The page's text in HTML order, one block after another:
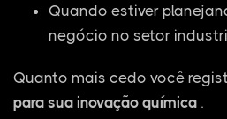
Quando estiver
negócio no setor
Quanto mais cedo você
para sua inovação química .